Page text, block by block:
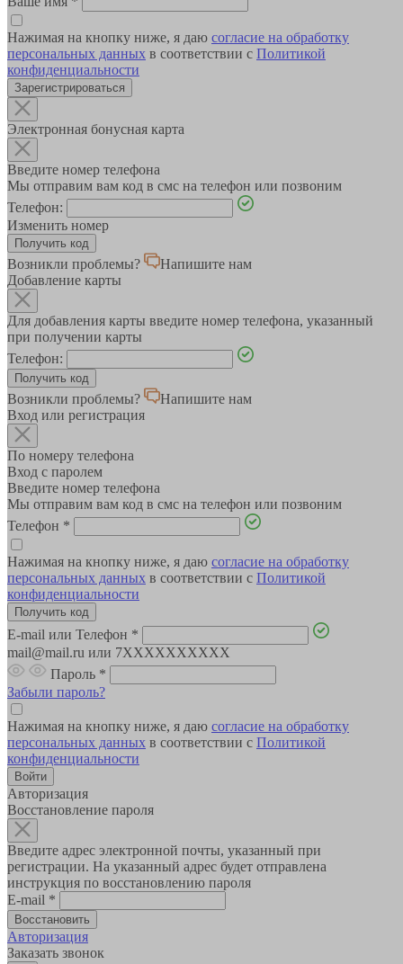
Нажимая на кнопку ниже, я даю согласие на обработку
персональных данных в соответствии с Политикой
конфиденциальности
Зарегистрироваться
Электронная бонусная карта
Введите номер телефона
Мы отправим вам код в смс на телефон или позвоним
Телефон:
Изменить номер
Возникли проблемы?
Напишите нам
Добавление карты
Для добавления карты введите номер телефона, указанный
при получении карты
Телефон:
Возникли проблемы?
Напишите нам
Вход или регистрация
По номеру телефона
Вход с паролем
Введите номер телефона
Мы отправим вам код в смс на телефон или позвоним
Телефон *
Нажимая на кнопку ниже, я даю согласие на обработку
персональных данных в соответствии с Политикой
конфиденциальности
E-mail или Телефон *
mail@mail.ru или 7XXXXXXXXXX
Пароль *
Забыли пароль?
Нажимая на кнопку ниже, я даю согласие на обработку
персональных данных в соответствии с Политикой
конфиденциальности
Авторизация
Восстановление пароля
Введите адрес электронной почты, указанный при
регистрации. На указанный адрес будет отправлена
инструкция по восстановлению пароля
E-mail *
Авторизация
Заказать звонок